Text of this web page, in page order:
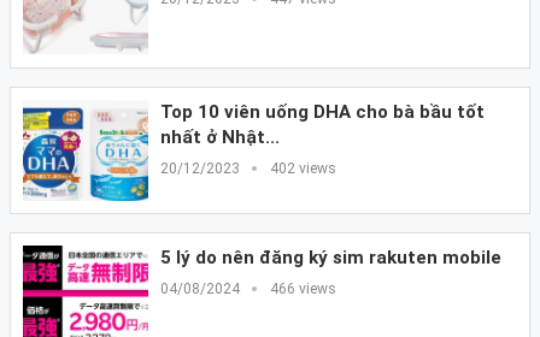
Top 10 viên uống DHA cho bà bầu tốt
nhất ở Nhật...
20/12/2023 402 views
5 lý do nên đăng ký sim rakuten mobile
04/08/2024 466 views